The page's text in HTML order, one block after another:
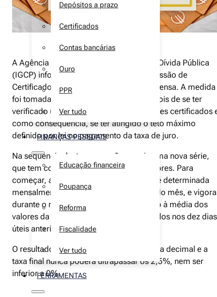
Depósitos a prazo
Certificados
Contas bancárias
Ouro
PPR
Ver tudo
FINANÇAS PESSOAIS
Educação financeira
Poupança
Reforma
Fiscalidade
Ver tudo
FERRAMENTAS
A Agência de Gestão da Tesouraria e da Dívida Pública
(IGCP) informou, a 2 de junho, que a emissão de
Certificados de Aforro da série E foi suspensa. A medida
foi tomada pelo governo português, depois de se ter
verificado uma corrida desenfreada a estes certificados
como consequência, se ter atingido o teto máximo
definido por lei no pagamento da taxa de juro.
Na sequência desta suspensão, surgiu uma nova série,
que tem condições diferentes das anteriores. Para
começar, a taxa base aplicável à série F é determinada
mensalmente, no antepenúltimo dia útil do mês, e vigora
durante o mês seguinte, correspondendo à média dos
valores da Euribor a três meses observados nos dez dias
úteis anteriores.
O resultado é arredondado à terceira casa decimal e a
taxa final nunca poderá ultrapassar os 2,5%, nem ser
inferior a 0%.